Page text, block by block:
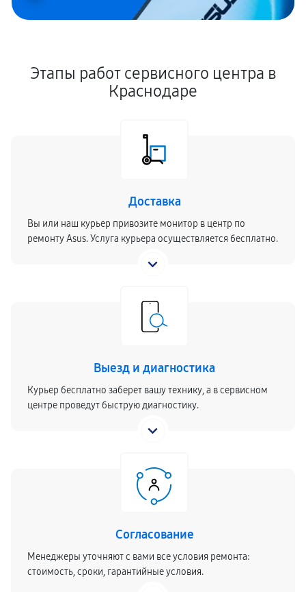
Этапы работ сервисного центра в
Краснодаре
Доставка
Вы или наш курьер привозите монитор в центр по
ремонту Asus. Услуга курьера осуществляется бесплатно.
Выезд и диагностика
Курьер бесплатно заберет вашу технику, а в сервисном
центре проведут быструю диагностику.
Согласование
Менеджеры уточняют с вами все условия ремонта:
стоимость, сроки, гарантийные условия.